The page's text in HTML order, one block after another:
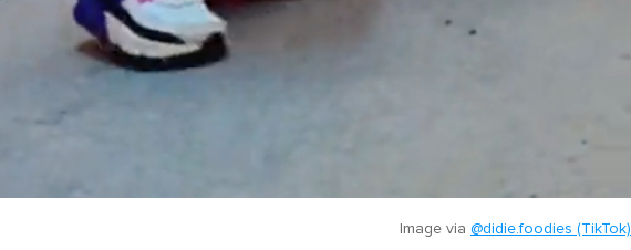
Image via @didie.foodies (TikTok)